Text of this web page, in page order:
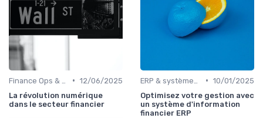
• 12/06/2025
La révolution numérique
dans le secteur financier
• 10/01/2025
Optimisez votre gestion avec
un système d'information
financier ERP